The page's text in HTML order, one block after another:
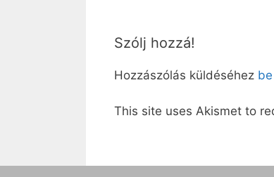
Szólj hozzá!
Hozzászólás küldéséhez
This site uses Akismet to